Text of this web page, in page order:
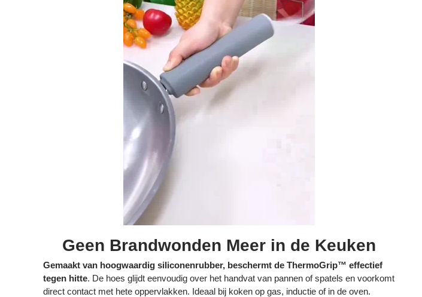
Geen Brandwonden Meer in de Keuken
Gemaakt van hoogwaardig siliconenrubber, beschermt de ThermoGrip™ effectief
tegen hitte. De hoes glijdt eenvoudig over het handvat van pannen of spatels en voorkomt
direct contact met hete oppervlakken. Ideaal bij koken op gas, inductie of in de oven.